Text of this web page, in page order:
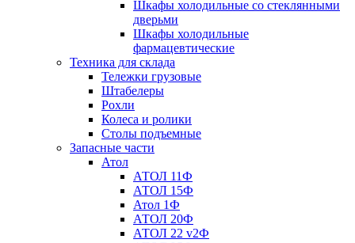
Шкафы холодильные со стеклянными
дверьми
Шкафы холодильные
фармацевтические
Техника для склада
Тележки грузовые
Штабелеры
Рохли
Колеса и ролики
Столы подъемные
Запасные части
Атол
АТОЛ 11Ф
АТОЛ 15Ф
Атол 1Ф
АТОЛ 20Ф
АТОЛ 22 v2Ф